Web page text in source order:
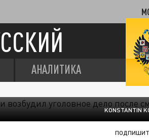
АНАЛИТИКА
KONSTANTIN